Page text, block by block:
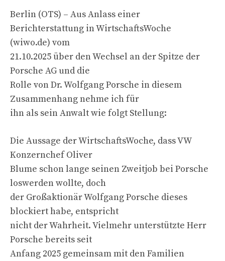
Berlin (OTS) – Aus Anlass einer
Berichterstattung in WirtschaftsWoche
(wiwo.de) vom
21.10.2025 über den Wechsel an der Spitze der
Porsche AG und die
Rolle von Dr. Wolfgang Porsche in diesem
Zusammenhang nehme ich für
ihn als sein Anwalt wie folgt Stellung:
Die Aussage der WirtschaftsWoche, dass VW
Konzernchef Oliver
Blume schon lange seinen Zweitjob bei Porsche
loswerden wollte, doch
der Großaktionär Wolfgang Porsche dieses
blockiert habe, entspricht
nicht der Wahrheit. Vielmehr unterstützte Herr
Porsche bereits seit
Anfang 2025 gemeinsam mit den Familien